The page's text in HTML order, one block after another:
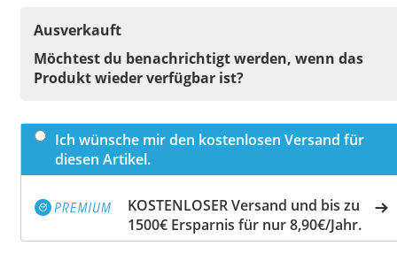
Ausverkauft
Möchtest du benachrichtigt werden, wenn das
Produkt wieder verfügbar ist?
Ich wünsche mir den kostenlosen Versand für
diesen Artikel.
KOSTENLOSER Versand und bis zu
1500€ Ersparnis für nur 8,90€/Jahr.